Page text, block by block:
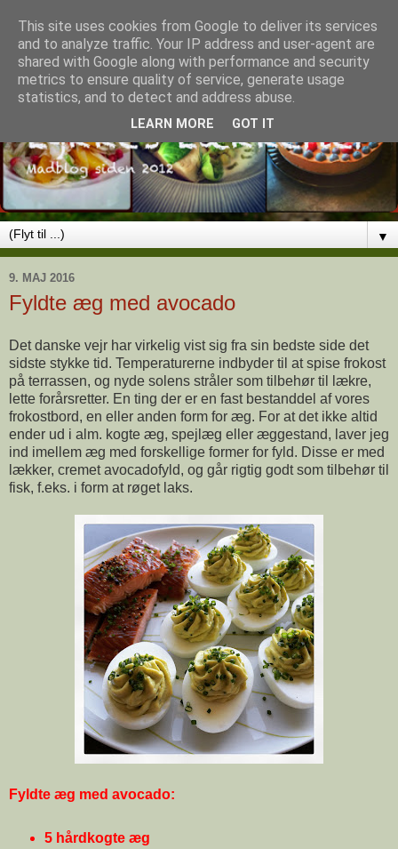
▼
9. MAJ 2016
Fyldte æg med avocado
Det danske vejr har virkelig vist sig fra sin bedste side det
sidste stykke tid. Temperaturerne indbyder til at spise frokost
på terrassen, og nyde solens stråler som tilbehør til lækre,
lette forårsretter. En ting der er en fast bestanddel af vores
frokostbord, en eller anden form for æg. For at det ikke altid
ender ud i alm. kogte æg, spejlæg eller æggestand, laver jeg
ind imellem æg med forskellige former for fyld. Disse er med
lækker, cremet avocadofyld, og går rigtig godt som tilbehør til
fisk, f.eks. i form at røget laks.
Fyldte æg med avocado:
5 hårdkogte æg
This site uses cookies from Google to deliver its services
and to analyze traffic. Your IP address and user-agent are
shared with Google along with performance and security
metrics to ensure quality of service, generate usage
statistics, and to detect and address abuse.
LEARN MORE GOT IT